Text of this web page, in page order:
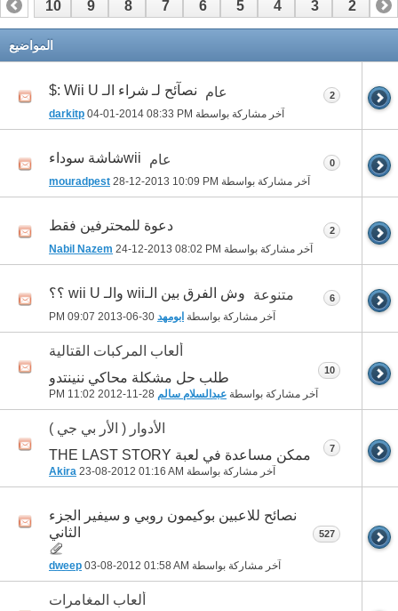
1
2
3
4
5
6
7
8
9
10
20
المواضيع
عام نصآئح لـ شراء الـ Wii U :$
آخر مشاركة بواسطة darkitp 04-01-2014 08:33 PM
2
عام wiiشاشة سوداء
آخر مشاركة بواسطة mouradpest 28-12-2013 10:09 PM
0
دعوة للمحترفين فقط
آخر مشاركة بواسطة Nabil Nazem 24-12-2013 08:02 PM
2
متنوعة وش الفرق بين الـwii والـ wii U ؟؟
آخر مشاركة بواسطة ابومهد 09:07 PM
6
ألعاب المركبات القتالية
طلب حل مشكلة محاكي ننينتدو
آخر مشاركة بواسطة عبدالسلام سالم 11:02 PM
10
الأدوار ( الأر بي جي )
ممكن مساعدة في لعبة THE LAST STORY
آخر مشاركة بواسطة Akira 23-08-2012 01:16 AM
7
نصائح للاعبين بوكيمون روبي و سيفير الجزء
الثاني
آخر مشاركة بواسطة dweep 03-08-2012 01:58 AM
527
ألعاب المغامرات